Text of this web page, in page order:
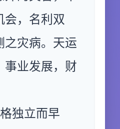
会，名利双
之灾病。天运
事业发展，财
独立而早